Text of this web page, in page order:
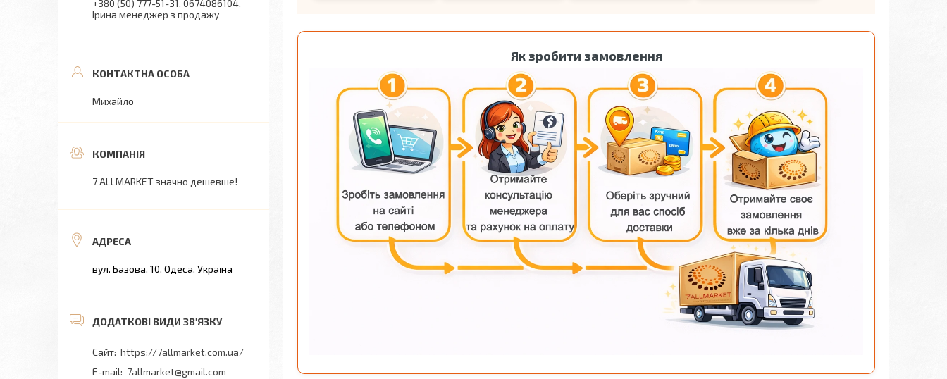
Як зробити замовлення
+380 (50) 777-51-31 0674086104
Ірина менеджер з продажу
Михайло
7 ALLMARKET значно дешевше!
вул. Базова, 10, Одеса, Україна
https://7allmarket.com.ua/
7allmarket@gmail.com